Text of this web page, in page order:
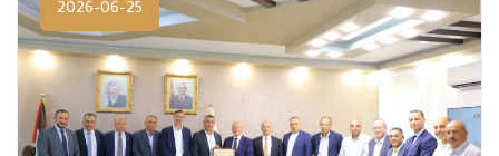
2026-06-25